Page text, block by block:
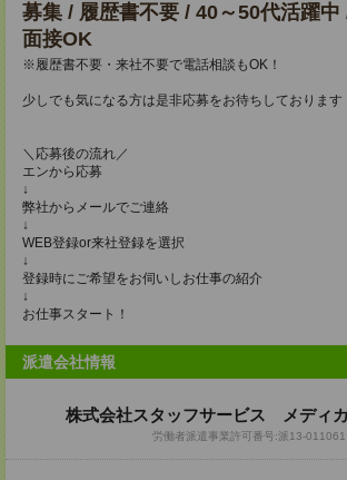
募集 / 履歴書不要 / 40～50代活躍中
面接OK
※履歴書不要・来社不要で電話相談もOK！
少しでも気になる方は是非応募をお待ちしております
＼応募後の流れ／
エンから応募
↓
弊社からメールでご連絡
↓
WEB登録or来社登録を選択
↓
登録時にご希望をお伺いしお仕事の紹介
↓
お仕事スタート！
派遣会社情報
株式会社スタッフサービス メディ
労働者派遣事業許可番号:派13-011061